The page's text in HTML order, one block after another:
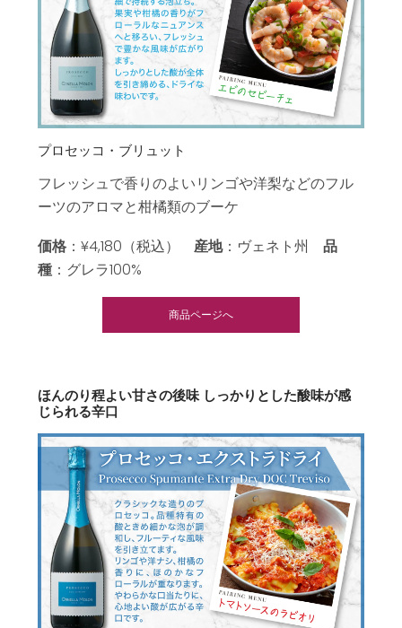
プロセッコ・ブリュット
フレッシュで香りのよいリンゴや洋梨などのフル
ーツのアロマと柑橘類のブーケ
価格 ：¥4,180（税込）産地：ヴェネト州品
種 ：グレラ100%
商品ページへ
ほんのり程よい甘さの後味 しっかりとした酸味が感
じられる辛口